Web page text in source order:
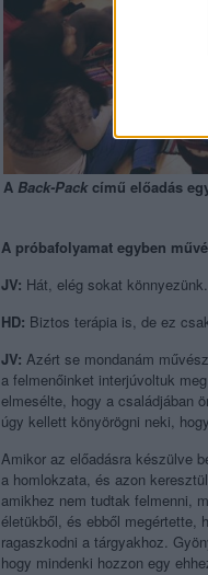
A Back-Pack című előadás
A próbafolyamat egyben
JV: Hát, elég sokat könnyezünk.
HD: Biztos terápia is, de ez
JV: Azért se mondanám
a felmenőinket interjúvoltuk
elmesélte, hogy a családjában
úgy kellett könyörögni neki,
Amikor az előadásra készülve
a homlokzata, és azon
amikhez nem tudtak felmenni,
életükből, és ebből megértette,
ragaszkodni a tárgyakhoz.
hogy mindenki hozzon egy